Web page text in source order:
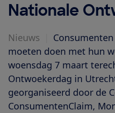
Nationale
Nieuws
moeten doen met hun
woensdag 7 maart
Ontwoekerdag in
georganiseerd door de
ConsumentenClaim,